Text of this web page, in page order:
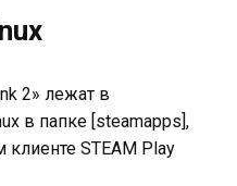
2» лежат в
в папке [steamapps],
STEAM Play